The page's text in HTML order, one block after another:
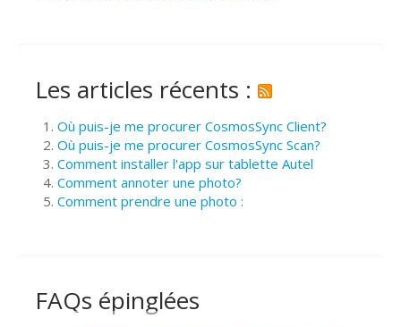
Les articles récents :
Où puis-je me procurer CosmosSync Client?
Où puis-je me procurer CosmosSync Scan?
Comment installer l'app sur tablette Autel
Comment annoter une photo?
Comment prendre une photo :
FAQs épinglées